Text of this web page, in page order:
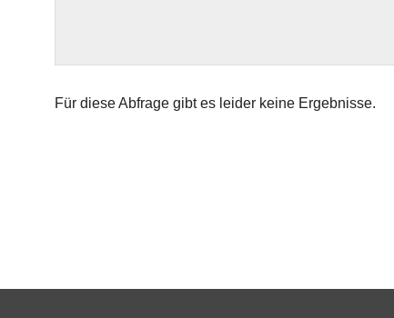
Für diese Abfrage gibt es leider keine Ergebnisse.